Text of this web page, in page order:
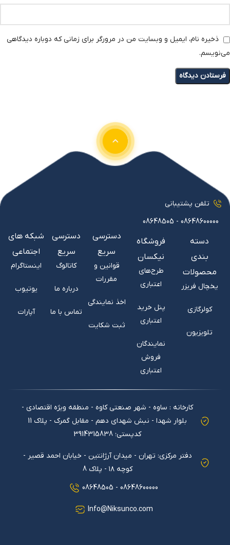
ذخیره نام، ایمیل و وبسایت من در مرورگر برای زمانی که دوباره دیدگاهی
می‌نویسم.
تلفن پشتیبانی
08648600000 - 08648505
دسته
بندی
محصولات
یخچال فریزر
کولرگازی
تلویزیون
فروشگاه
نیکسان
طرح‌های
اعتباری
پنل خرید
اعتباری
نمایندگان
فروش
اعتباری
دسترسی
سریع
قوانین و
مقررات
اخذ نمایندگی
ثبت شکایت
دسترسی
سریع
کاتالوگ
درباره ما
تماس با ما
شبکه های
اجتماعی
اینستاگرام
یوتیوب
آپارات
کارخانه : ساوه - شهر صنعتی کاوه - منطقه ویژه اقتصادی -
بلوار شهدا - نبش شهدای دهم - مقابل گمرک - پلاک 11
کدپستی؛ 3914315838
دفتر مرکزی: تهران - میدان آرژانتین - خیابان احمد قصیر -
کوچه ۱۸ - پلاك 8
08648600000 - 08648505
Info@Niksunco.com